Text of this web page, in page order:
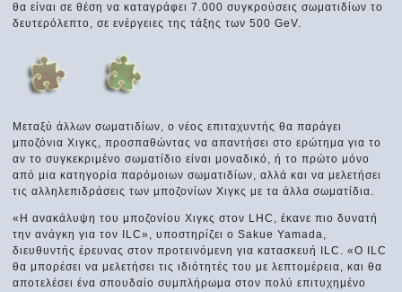
θα είναι σε θέση να καταγράφει 7.000 συγκρούσεις σωματιδίων το
δευτερόλεπτο, σε ενέργειες της τάξης των 500 GeV.
Μεταξύ άλλων σωματιδίων, ο νέος επιταχυντής θα παράγει
μποζόνια Χιγκς, προσπαθώντας να απαντήσει στο ερώτημα για το
αν το συγκεκριμένο σωματίδιο είναι μοναδικό, ή το πρώτο μόνο
από μια κατηγορία παρόμοιων σωματιδίων, αλλά και να μελετήσει
τις αλληλεπιδράσεις των μποζονίων Χιγκς με τα άλλα σωματίδια.
«Η ανακάλυψη του μποζονίου Χιγκς στον LHC, έκανε πιο δυνατή
την ανάγκη για τον ILC», υποστηρίζει ο Sakue Yamada,
διευθυντής έρευνας στον προτεινόμενη για κατασκευή ILC. «Ο ILC
θα μπορέσει να μελετήσει τις ιδιότητές του με λεπτομέρεια, και θα
αποτελέσει ένα σπουδαίο συμπλήρωμα στον πολύ επιτυχημένο